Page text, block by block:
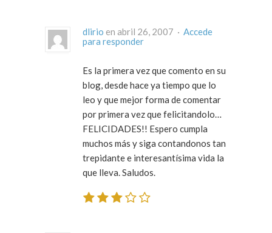
dlirio en abril 26, 2007 · Accede
para responder
Es la primera vez que comento en su
blog, desde hace ya tiempo que lo
leo y que mejor forma de comentar
por primera vez que felicitandolo…
FELICIDADES!! Espero cumpla
muchos más y siga contandonos tan
trepidante e interesantísima vida la
que lleva. Saludos.